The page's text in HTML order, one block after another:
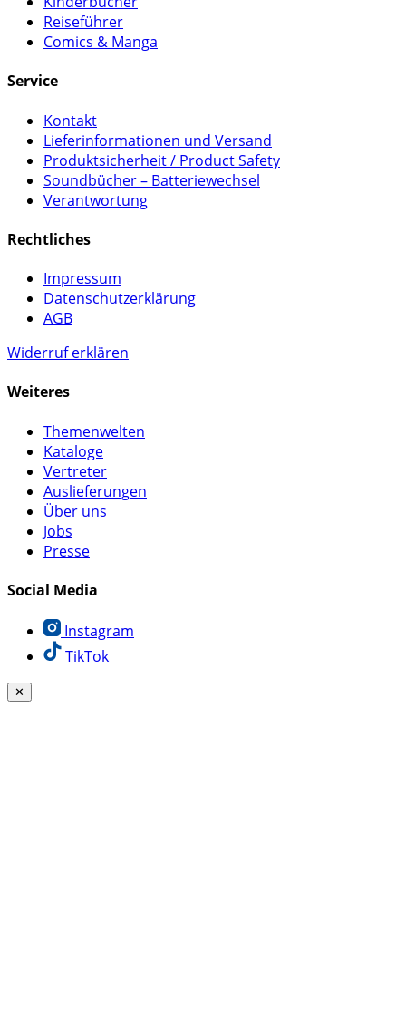
Reiseführer
Comics & Manga
Service
Kontakt
Lieferinformationen und Versand
Produktsicherheit / Product Safety
Soundbücher – Batteriewechsel
Verantwortung
Rechtliches
Impressum
Datenschutzerklärung
AGB
Widerruf erklären
Weiteres
Themenwelten
Kataloge
Vertreter
Auslieferungen
Über uns
Jobs
Presse
Social Media
Instagram
TikTok
✕